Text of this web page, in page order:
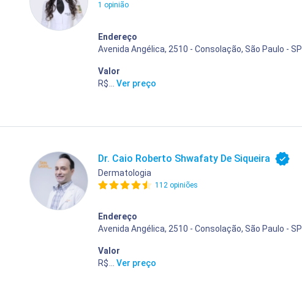
1 opinião
Endereço
Avenida Angélica, 2510 - Consolação, São Paulo - SP
Valor
R$ 400,00
Ver preço
Dr. Caio Roberto Shwafaty De Siqueira
Dermatologia
112 opiniões
Endereço
Avenida Angélica, 2510 - Consolação, São Paulo - SP
Valor
R$ 400,00
Ver preço